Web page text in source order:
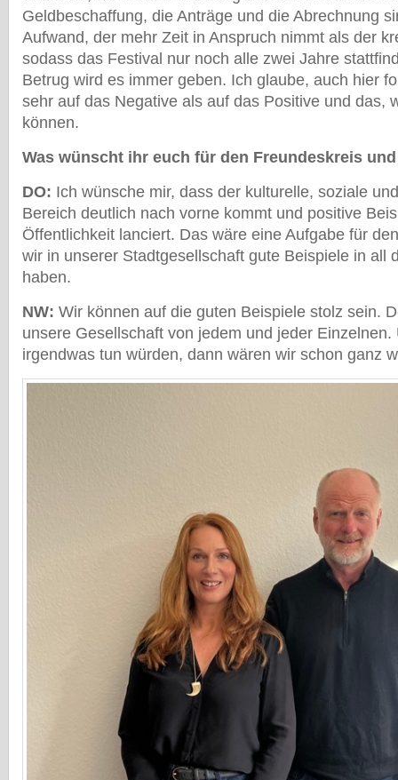
Geldbeschaffung, die Anträge und die Abrechnung
Aufwand, der mehr Zeit in Anspruch nimmt als der
sodass das Festival nur noch alle zwei Jahre
Betrug wird es immer geben. Ich glaube, auch hier
sehr auf das Negative als auf das Positive und das,
können.
Was wünscht ihr euch für den Freundeskreis
DO: Ich wünsche mir, dass der kulturelle, soziale
Bereich deutlich nach vorne kommt und positive
Öffentlichkeit lanciert. Das wäre eine Aufgabe für
wir in unserer Stadtgesellschaft gute Beispiele in all
haben.
NW: Wir können auf die guten Beispiele stolz sein.
unsere Gesellschaft von jedem und jeder Einzelnen.
irgendwas tun würden, dann wären wir schon ganz